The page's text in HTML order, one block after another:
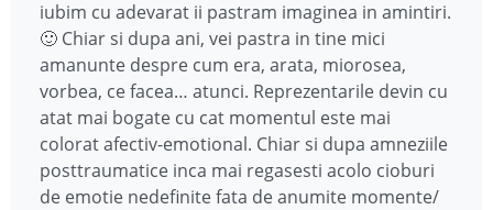
iubim cu adevarat ii pastram imaginea in amintiri.
🙂 Chiar si dupa ani, vei pastra in tine mici
amanunte despre cum era, arata, miorosea,
vorbea, ce facea… atunci. Reprezentarile devin cu
atat mai bogate cu cat momentul este mai
colorat afectiv-emotional. Chiar si dupa amneziile
posttraumatice inca mai regasesti acolo cioburi
de emotie nedefinite fata de anumite momente/